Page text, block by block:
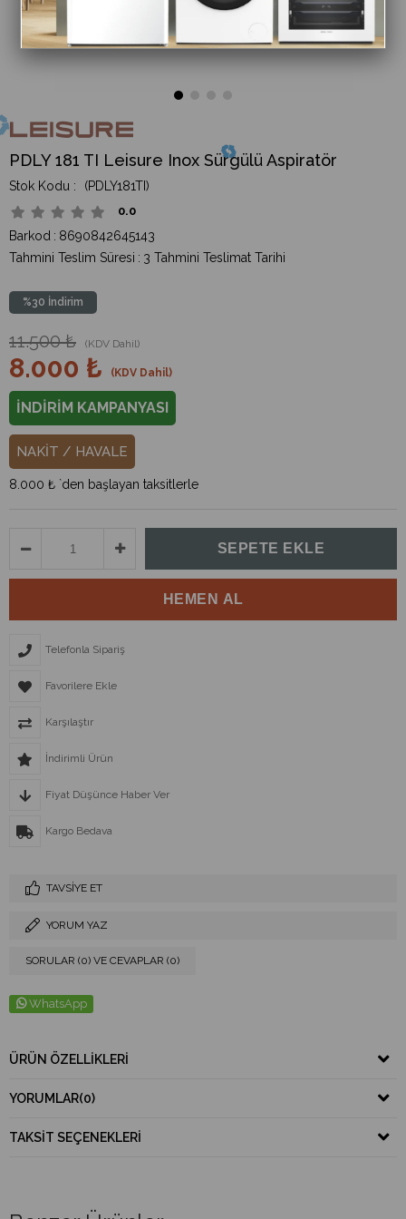
PDLY 181 TI Leisure Inox Sürgülü Aspiratör
(PDLY181TI)
0.0
Barkod : 8690842645143
Tahmini Teslim Süresi : 3 Tahmini Teslimat Tarihi
%30 İndirim
11.500 ₺ (KDV Dahil)
8.000 ₺ (KDV Dahil)
İNDİRİM KAMPANYASI
NAKİT / HAVALE
8.000 ₺ `den başlayan taksitlerle
Telefonla Sipariş
Favorilere Ekle
Karşılaştır
İndirimli Ürün
Fiyat Düşünce Haber Ver
Kargo Bedava
TAVSIYE ET
YORUM YAZ
SORULAR (0) VE CEVAPLAR (0)
WhatsApp
ÜRÜN ÖZELLIKLERI
YORUMLAR(0)
TAKSIT SEÇENEKLERI